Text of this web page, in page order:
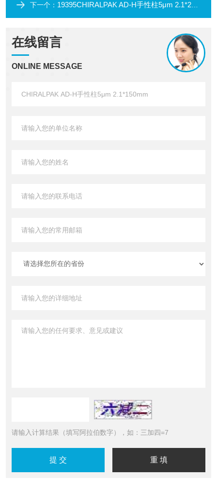
下一个： 19395CHIRALPAK AD-H手性柱5μm 2.1*250mm
在线留言
ONLINE MESSAGE
请输入计算结果（填写阿拉伯数字），如：三加四=7